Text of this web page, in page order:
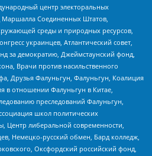
центр электоральных
Маршалла Соединенных Штатов,
среды и природных ресурсов,
украинцев, Атлантический совет,
за демократию, Джеймстаунский фонд,
Врачи против насильственного
Друзья Фалуньгун, Фалуньгун, Коалиция
в отношении Фалуньгун в Китае,
преследований Фалуньгун,
школ политических
Центр либеральной современности,
Немецко-русский обмен, Бард колледж,
Оксфордский российский фонд,